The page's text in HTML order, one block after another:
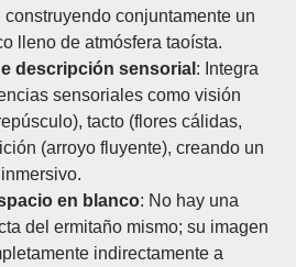
conjuntamente un
lleno de atmósfera taoísta.
descripción sensorial : Integra
sensoriales como visión
tacto (flores cálidas,
(arroyo fluyente), creando un
en blanco: No hay una
del ermitaño mismo; su imagen
indirectamente a